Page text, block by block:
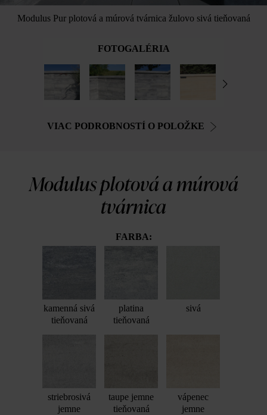
Modulus Pur plotová a múrová tvárnica žulovo sivá tieňovaná
FOTOGALÉRIA
VIAC PODROBNOSTÍ O POLOŽKE
Modulus plotová a múrová
tvárnica
FARBA:
kamenná sivá
tieňovaná
platina
tieňovaná
sivá
striebrosivá
jemne
taupe jemne
tieňovaná
vápenec
jemne